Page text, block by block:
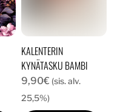
KALENTERIN
KYNÄTASKU BAMBI
9,90€ (sis. alv.
25,5%)